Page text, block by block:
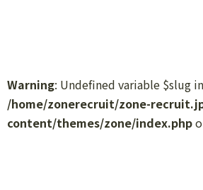
Warning: Undefined variable $slug in
/home/zonerecruit/zone-
content/themes/zone/index.php